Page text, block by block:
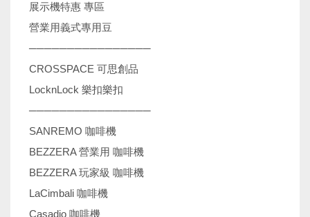
展示機特惠 專區
營業用義式專用豆
────────────────
CROSSPACE 可思創品
LocknLock 樂扣樂扣
────────────────
SANREMO 咖啡機
BEZZERA 營業用 咖啡機
BEZZERA 玩家級 咖啡機
LaCimbali 咖啡機
Casadio 咖啡機